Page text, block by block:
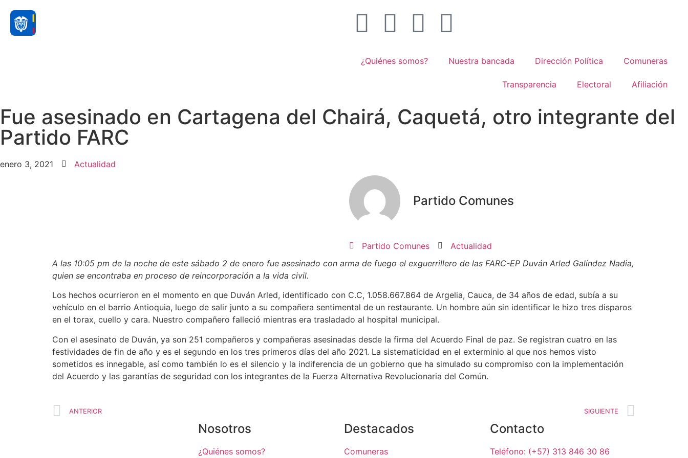
¿Quiénes somos? Nuestra bancada Dirección Política Comuneras
Transparencia Electoral Afiliación
Fue asesinado en Cartagena del Chairá, Caquetá, otro integrante del
Partido FARC
enero 3, 2021 Actualidad
Partido Comunes
Partido Comunes
Actualidad
A las 10:05 pm de la noche de este sábado 2 de enero fue asesinado con arma de fuego el exguerrillero de las FARC-EP Duván Arled Galíndez Nadia,
quien se encontraba en proceso de reincorporación a la vida civil.
Los hechos ocurrieron en el momento en que Duván Arled, identificado con C.C, 1.058.667.864 de Argelia, Cauca, de 34 años de edad, subía a su
vehículo en el barrio Antioquia, luego de salir junto a su compañera sentimental de un restaurante. Un hombre aún sin identificar le hizo tres disparos
en el torax, cuello y cara. Nuestro compañero falleció mientras era trasladado al hospital municipal.
Con el asesinato de Duván, ya son 251 compañeros y compañeras asesinadas desde la firma del Acuerdo Final de paz. Se registran cuatro en las
festividades de fin de año y es el segundo en los tres primeros días del año 2021. La sistematicidad en el exterminio al que nos hemos visto
sometidos es innegable, así como también lo es el silencio y la indiferencia de un gobierno que ha simulado su compromiso con la implementación
del Acuerdo y las garantías de seguridad con los integrantes de la Fuerza Alternativa Revolucionaria del Común.
ANTERIOR SIGUIENTE
Nosotros
¿Quiénes somos?
Destacados
Comuneras
Contacto
Teléfono: (+57) 313 846 30 86